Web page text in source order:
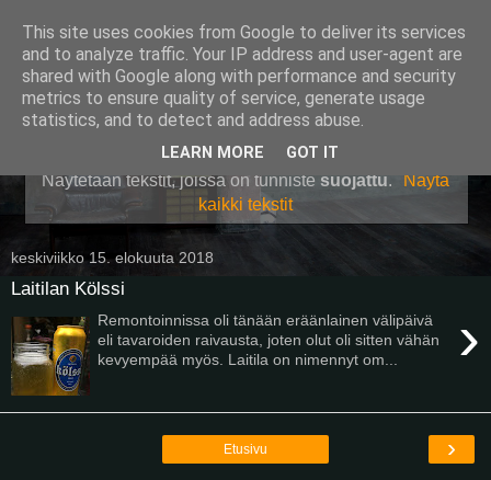
Pullollinen
Näytetään tekstit, joissa on tunniste suojattu.
Näytä
kaikki tekstit
keskiviikko 15. elokuuta 2018
Laitilan Kölssi
›
Remontoinnissa oli tänään eräänlainen välipäivä
eli tavaroiden raivausta, joten olut oli sitten vähän
kevyempää myös. Laitila on nimennyt om...
›
Etusivu
This site uses cookies from Google to deliver its services
and to analyze traffic. Your IP address and user-agent are
shared with Google along with performance and security
metrics to ensure quality of service, generate usage
statistics, and to detect and address abuse.
LEARN MORE GOT IT